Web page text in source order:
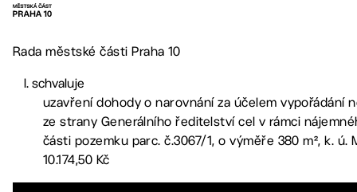
Rada městské části Praha 10
schvaluje
uzavření dohody o narovnání za účelem vypořádání
ze strany Generálního ředitelství cel v rámci
části pozemku parc. č.3067/1, o výměře 380 m², k. ú.
10.174,50 Kč